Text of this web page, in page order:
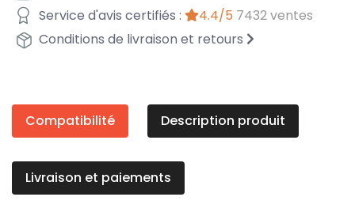
Service d'avis certifiés :
4.4/5 7432 ventes
Conditions de livraison et retours
Compatibilité Description produit
Livraison et paiements